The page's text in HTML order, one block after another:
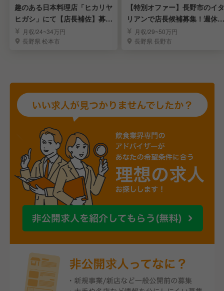
趣のある日本料理店「ヒカリヤ
ヒガシ」にて【店長補佐】募
集！月収/24~34万円
長野県 松本市
【特別オファー】長野市のイタ
リアンで店長候補募集！週休2
日制/経験者優遇
月収/29~50万円
長野県 長野市